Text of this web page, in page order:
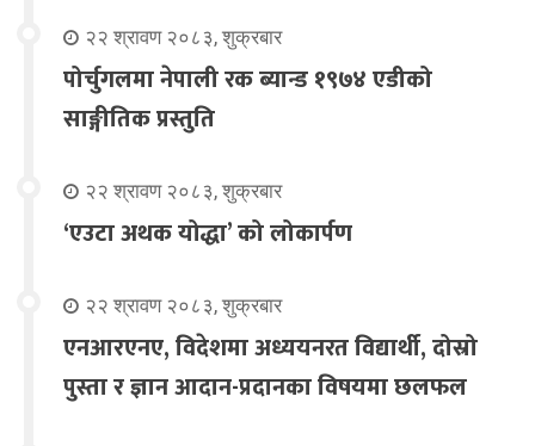
२२ श्रावण २०८३, शुक्रबार
पोर्चुगलमा नेपाली रक ब्यान्ड १९७४ एडीको
साङ्गीतिक प्रस्तुति
२२ श्रावण २०८३, शुक्रबार
‘एउटा अथक योद्धा’ को लोकार्पण
२२ श्रावण २०८३, शुक्रबार
एनआरएनए, विदेशमा अध्ययनरत विद्यार्थी, दोस्रो
पुस्ता र ज्ञान आदान-प्रदानका विषयमा छलफल